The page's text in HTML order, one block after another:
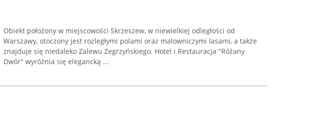
Obiekt położony w miejscowości Skrzeszew, w niewielkiej odległości od
Warszawy, otoczony jest rozległymi polami oraz malowniczymi lasami, a także
znajduje się niedaleko Zalewu Zegrzyńskiego. Hotel i Restauracja "Różany
Dwór" wyróżnia się elegancką ...